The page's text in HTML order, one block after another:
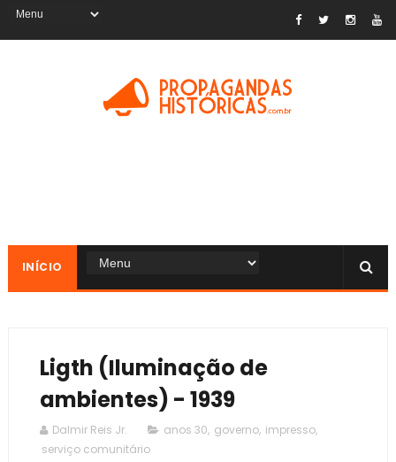
INÍCIO
Ligth (Iluminação de
ambientes) - 1939
Dalmir Reis Jr. anos 30, governo, impresso,
serviço comunitário